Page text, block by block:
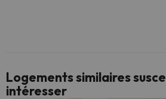
Logements similaires
intéresser